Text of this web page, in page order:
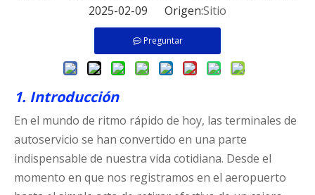
2025-02-09 Origen:Sitio
Preguntar
1. Introducción
En el mundo de ritmo rápido de hoy, las terminales de
autoservicio se han convertido en una parte
indispensable de nuestra vida cotidiana. Desde el
momento en que nos registramos en el aeropuerto